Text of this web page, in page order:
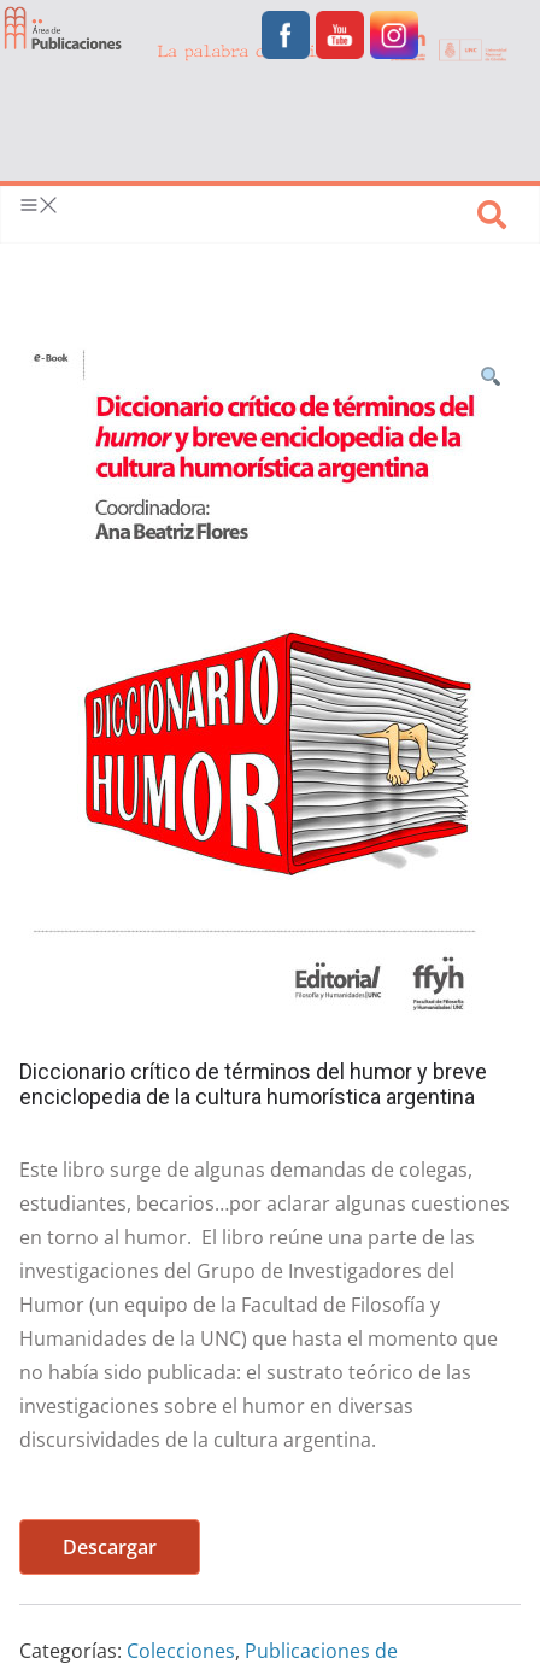
Diccionario crítico de términos del humor y breve
enciclopedia de la cultura humorística argentina
Este libro surge de algunas demandas de colegas,
estudiantes, becarios…por aclarar algunas cuestiones
en torno al humor. El libro reúne una parte de las
investigaciones del Grupo de Investigadores del
Humor (un equipo de la Facultad de Filosofía y
Humanidades de la UNC) que hasta el momento que
no había sido publicada: el sustrato teórico de las
investigaciones sobre el humor en diversas
discursividades de la cultura argentina.
Descargar
Categorías: Colecciones, Publicaciones de